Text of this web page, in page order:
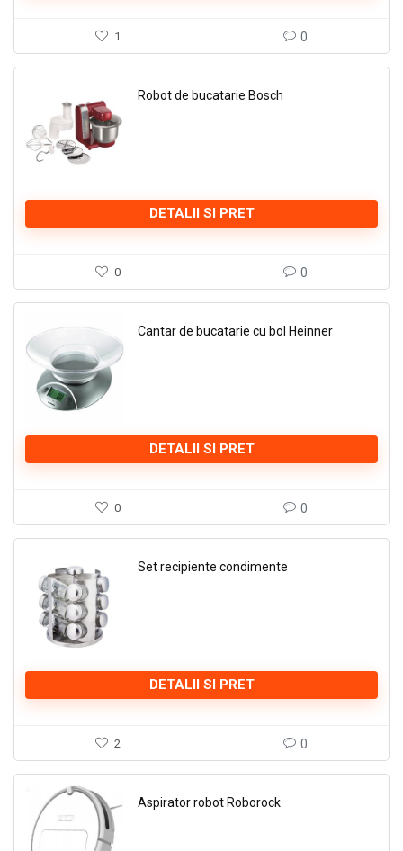
1 0
Robot de bucatarie Bosch
DETALII SI PRET
0 0
Cantar de bucatarie cu bol Heinner
DETALII SI PRET
0 0
Set recipiente condimente
DETALII SI PRET
2 0
Aspirator robot Roborock